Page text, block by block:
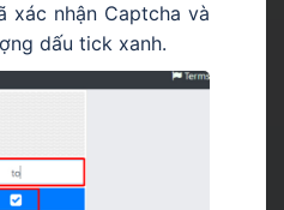
xác nhận Captcha và
dấu tick xanh.